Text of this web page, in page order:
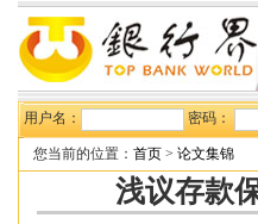
用户名： 密码：
您当前的位置： 首页 > 论文集锦
浅议存款